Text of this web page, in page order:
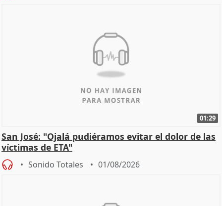
01:29
San José: "Ojalá pudiéramos evitar el dolor de las
víctimas de ETA"
Sonido Totales 01/08/2026